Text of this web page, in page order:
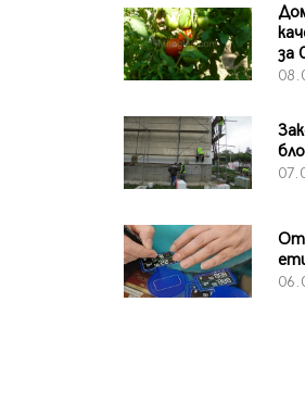
за
От